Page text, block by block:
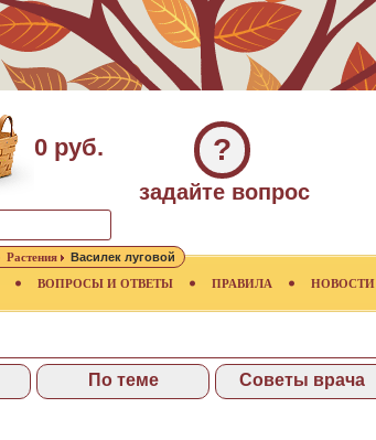
0 руб. ?
задайте вопрос
ВОПРОСЫ И ОТВЕТЫ ПРАВИЛА НОВОСТИ
Растения Василек луговой
По теме Советы врача